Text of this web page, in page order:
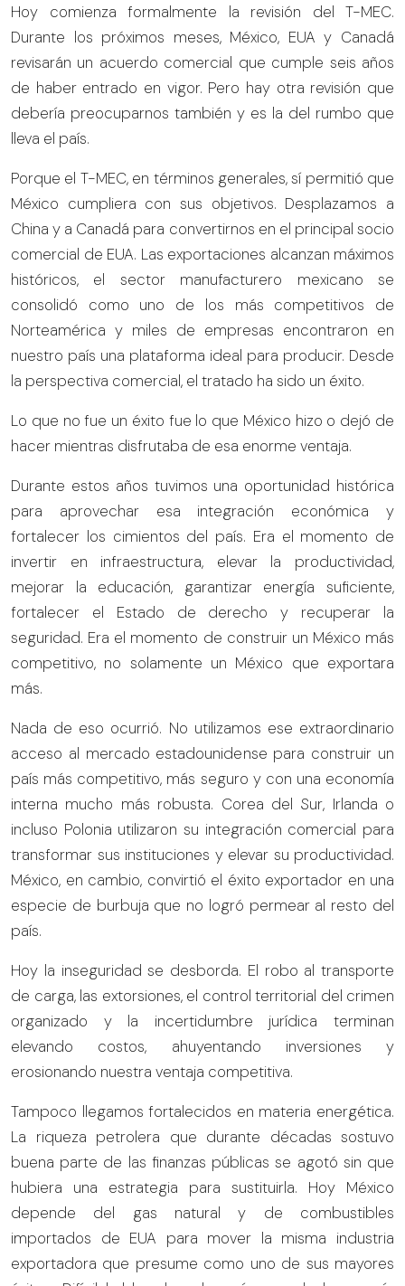
Hoy comienza formalmente la revisión del T-MEC.
Durante los próximos meses, México, EUA y Canadá
revisarán un acuerdo comercial que cumple seis años
de haber entrado en vigor. Pero hay otra revisión que
debería preocuparnos también y es la del rumbo que
lleva el país.
Porque el T-MEC, en términos generales, sí permitió que
México cumpliera con sus objetivos. Desplazamos a
China y a Canadá para convertirnos en el principal socio
comercial de EUA. Las exportaciones alcanzan máximos
históricos, el sector manufacturero mexicano se
consolidó como uno de los más competitivos de
Norteamérica y miles de empresas encontraron en
nuestro país una plataforma ideal para producir. Desde
la perspectiva comercial, el tratado ha sido un éxito.
Lo que no fue un éxito fue lo que México hizo o dejó de
hacer mientras disfrutaba de esa enorme ventaja.
Durante estos años tuvimos una oportunidad histórica
para aprovechar esa integración económica y
fortalecer los cimientos del país. Era el momento de
invertir en infraestructura, elevar la productividad,
mejorar la educación, garantizar energía suficiente,
fortalecer el Estado de derecho y recuperar la
seguridad. Era el momento de construir un México más
competitivo, no solamente un México que exportara
más.
Nada de eso ocurrió. No utilizamos ese extraordinario
acceso al mercado estadounidense para construir un
país más competitivo, más seguro y con una economía
interna mucho más robusta. Corea del Sur, Irlanda o
incluso Polonia utilizaron su integración comercial para
transformar sus instituciones y elevar su productividad.
México, en cambio, convirtió el éxito exportador en una
especie de burbuja que no logró permear al resto del
país.
Hoy la inseguridad se desborda. El robo al transporte
de carga, las extorsiones, el control territorial del crimen
organizado y la incertidumbre jurídica terminan
elevando costos, ahuyentando inversiones y
erosionando nuestra ventaja competitiva.
Tampoco llegamos fortalecidos en materia energética.
La riqueza petrolera que durante décadas sostuvo
buena parte de las finanzas públicas se agotó sin que
hubiera una estrategia para sustituirla. Hoy México
depende del gas natural y de combustibles
importados de EUA para mover la misma industria
exportadora que presume como uno de sus mayores